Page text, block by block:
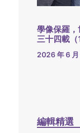
學像保羅
三十四載
2026 年 6 月
編輯精選